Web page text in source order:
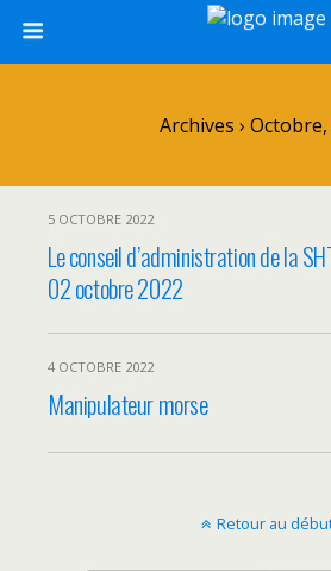
Archives ›
5 OCTOBRE 2022
Le conseil d’administration de la
02 octobre 2022
4 OCTOBRE 2022
Manipulateur morse
Retour au